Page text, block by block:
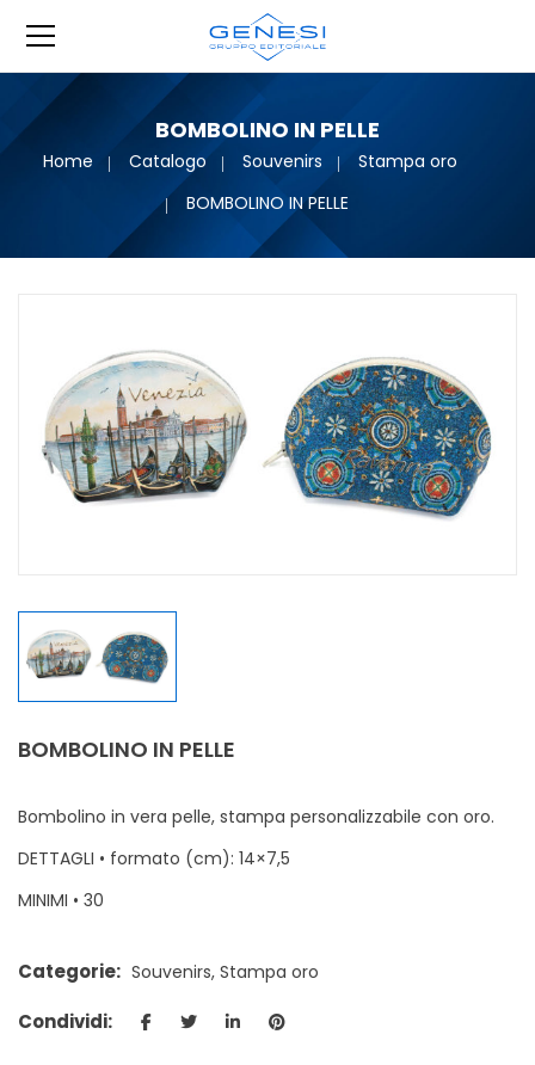
BOMBOLINO IN PELLE
Home Catalogo Souvenirs
Stampa oro
BOMBOLINO IN PELLE
BOMBOLINO IN PELLE
Bombolino in vera pelle, stampa personalizzabile con oro.
DETTAGLI • formato (cm): 14×7,5
MINIMI • 30
Categorie: Souvenirs, Stampa oro
Condividi: